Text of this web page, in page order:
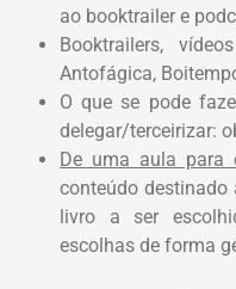
ao booktrailer e
Booktrailers,
Antofágica,
O que se pode
delegar/terceirizar:
De uma aula para
conteúdo
livro a ser
escolhas de forma